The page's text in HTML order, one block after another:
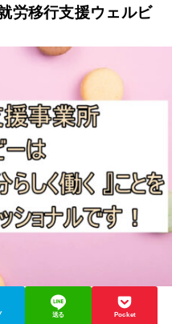
労移行支援ウェルビ
送る Pocket